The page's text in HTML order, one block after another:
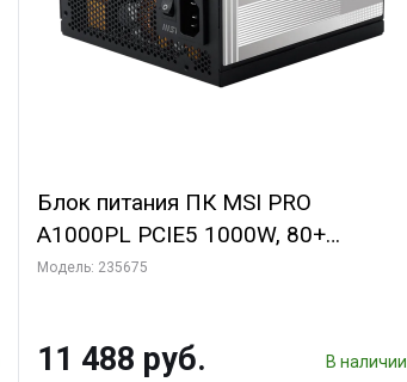
Блок питания ПК MSI PRO
A1000PL PCIE5 1000W, 80+
Platinum, полностью модульный,
Модель: 235675
11 488 руб. В наличии